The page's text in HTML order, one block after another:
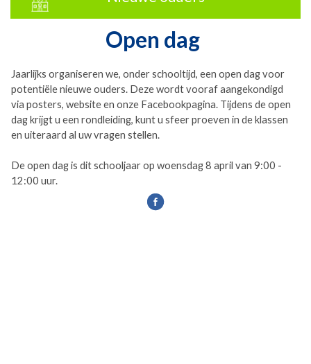
Open dag
Jaarlijks organiseren we, onder schooltijd, een open dag voor
potentiële nieuwe ouders. Deze wordt vooraf aangekondigd
via posters, website en onze Facebookpagina. Tijdens de open
dag krijgt u een rondleiding, kunt u sfeer proeven in de klassen
en uiteraard al uw vragen stellen.
De open dag is dit schooljaar op woensdag 8 april van 9:00 -
12:00 uur.